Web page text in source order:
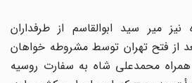
میر سید ابوالقاسم از طرفداران
از فتح تهران توسط مشروطه خواهان
به همراه محمدعلی شاه به سفارت روسیه